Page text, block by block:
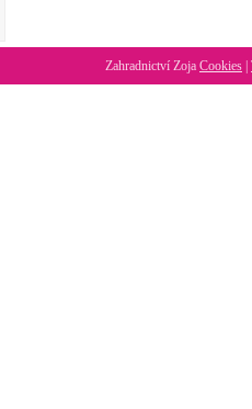
Zahradnictví Zoja Cookies